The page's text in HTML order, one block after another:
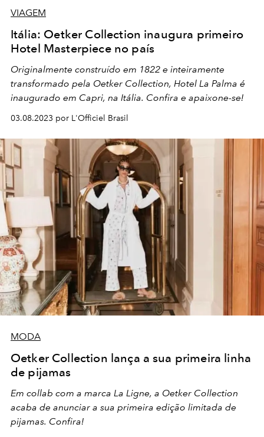
VIAGEM
Itália: Oetker Collection inaugura primeiro
Hotel Masterpiece no país
Originalmente construído em 1822 e inteiramente
transformado pela Oetker Collection, Hotel La Palma é
inaugurado em Capri, na Itália. Confira e apaixone-se!
03.08.2023 por L'Officiel Brasil
MODA
Oetker Collection lança a sua primeira linha
de pijamas
Em collab com a marca La Ligne, a Oetker Collection
acaba de anunciar a sua primeira edição limitada de
pijamas. Confira!